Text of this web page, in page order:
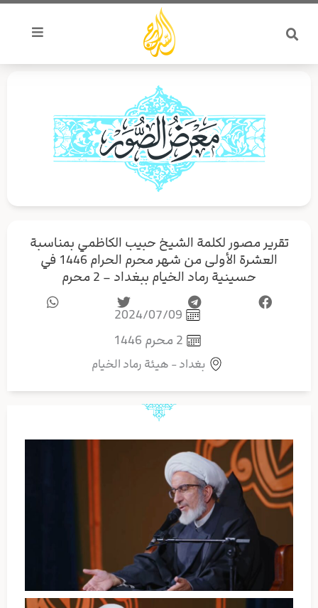
تخطي
المحتوى
تقرير مصور لكلمة الشيخ حبيب الكاظمي بمناسبة
العشرة الأولى من شهر محرم الحرام 1446 في
حسينية رماد الخيام ببغداد – 2 محرم
2024/07/09
2 محرم 1446
بغداد - هيئة رماد الخيام